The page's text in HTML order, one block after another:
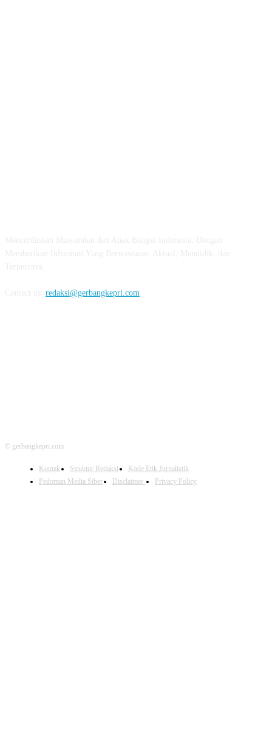
redaksi@gerbangkepri.com
© gerbangkepri.com
Kontak Struktur Redaksi
Kode Etik Jurnalistik
Pedoman Media Siber
Disclaimer Privacy Policy